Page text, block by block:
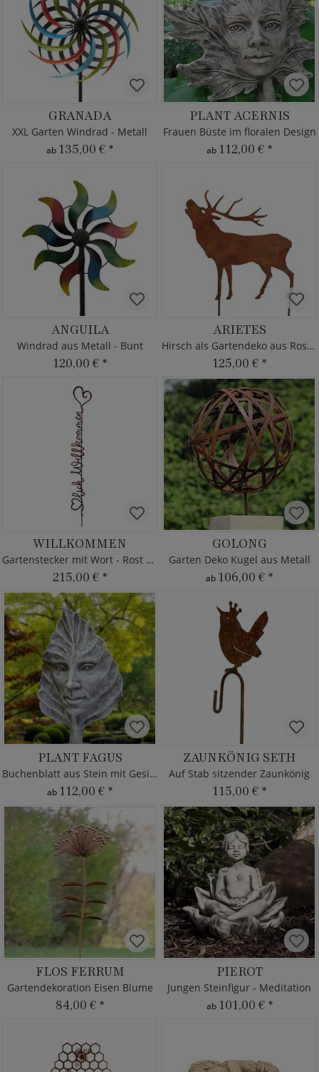
GRANADA
XXL Garten Windrad - Metall
ab 135,00 € *
PLANT ACERNIS
Frauen Büste im floralen Design
ab 112,00 € *
ANGUILA
Windrad aus Metall - Bunt
120,00 € *
ARIETES
Hirsch als Gartendeko aus Rost Metall
125,00 € *
WILLKOMMEN
Gartenstecker mit Wort - Rost Metall
215,00 € *
GOLONG
Garten Deko Kugel aus Metall
ab 106,00 € *
PLANT FAGUS
Buchenblatt aus Stein mit Gesicht
ab 112,00 € *
ZAUNKÖNIG SETH
Auf Stab sitzender Zaunkönig
115,00 € *
FLOS FERRUM
Gartendekoration Eisen Blume
84,00 € *
PIEROT
Jungen Steinfigur - Meditation
ab 101,00 € *